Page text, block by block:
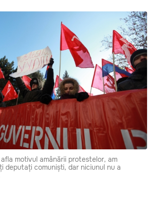
motivul amânării protestelor, am
deputați comuniști, dar niciunul nu a